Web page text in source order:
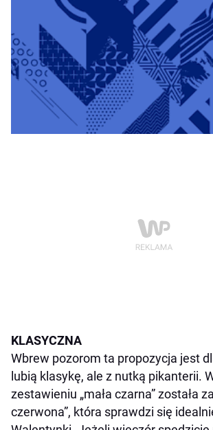
KLASYCZNA
Wbrew pozorom ta propozycja jest
lubią klasykę, ale z nutką pikanterii.
zestawieniu „mała czarna” została
czerwona”, która sprawdzi się